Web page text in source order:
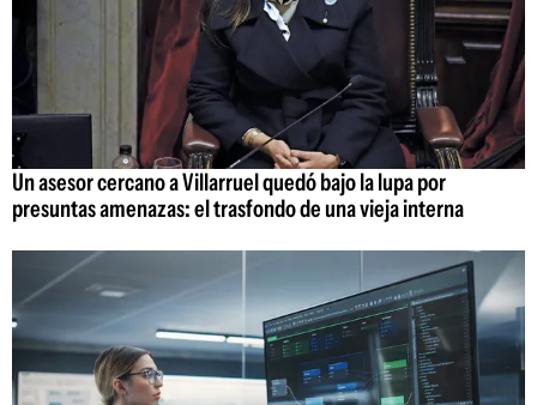
Un asesor cercano a Villarruel quedó bajo la lupa por
presuntas amenazas: el trasfondo de una vieja interna